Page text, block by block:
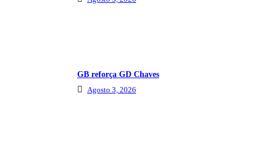
GB reforça GD Chaves
Agosto 3, 2026